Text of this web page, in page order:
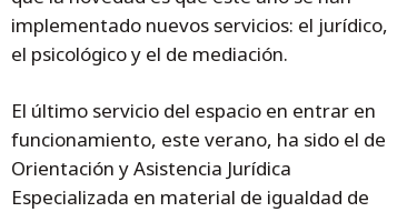
implementado nuevos servicios: el jurídico,
el psicológico y el de mediación.
El último servicio del espacio en entrar en
funcionamiento, este verano, ha sido el de
Orientación y Asistencia Jurídica
Especializada en material de igualdad de